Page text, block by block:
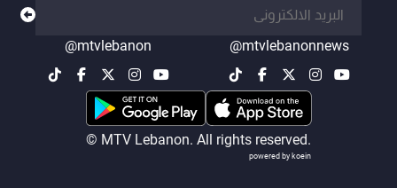
@mtvlebanonnews
@mtvlebanon
© MTV Lebanon. All rights reserved.
powered by koein